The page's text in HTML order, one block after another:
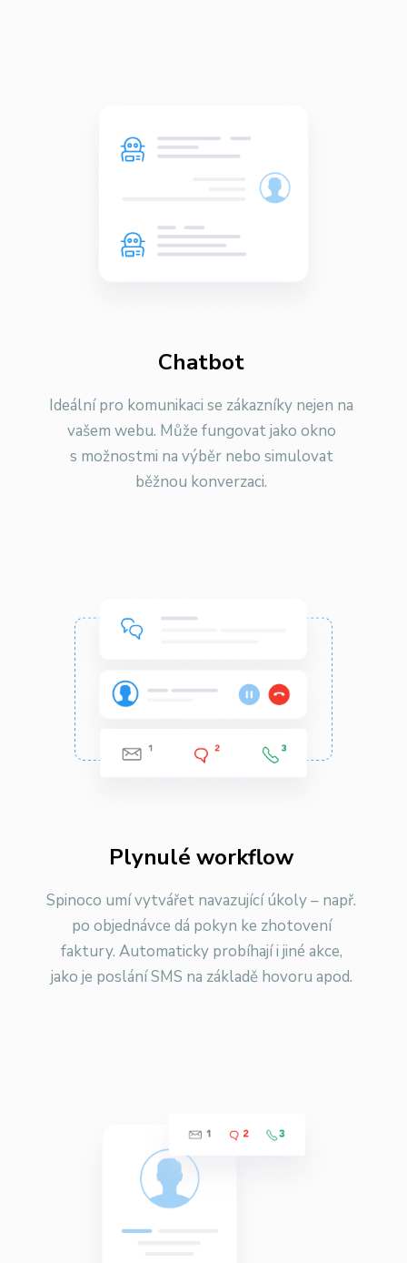
Chatbot
Ideální pro komunikaci se zákazníky nejen na
vašem webu. Může fungovat jako okno
s možnostmi na výběr nebo simulovat
běžnou konverzaci.
Plynulé workflow
Spinoco umí vytvářet navazující úkoly – např.
po objednávce dá pokyn ke zhotovení
faktury. Automaticky probíhají i jiné akce,
jako je poslání SMS na základě hovoru apod.